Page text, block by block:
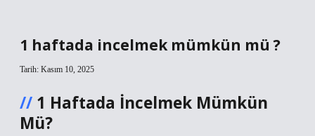
1 haftada incelmek mümkün mü ?
Tarih: Kasım 10, 2025
1 Haftada İncelmek Mümkün
Mü?